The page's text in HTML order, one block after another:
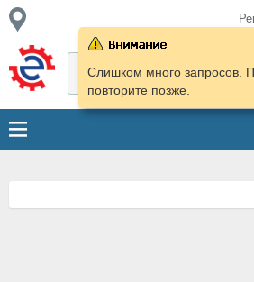
Слишком много запросов.
повторите позже.